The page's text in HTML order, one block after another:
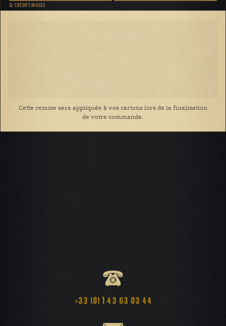
© CRÉDITS IMAGES
Cette remise sera appliquée à vos cartons lors de la finalisation
de votre commande.
+33 (0) 1 43 63 03 44